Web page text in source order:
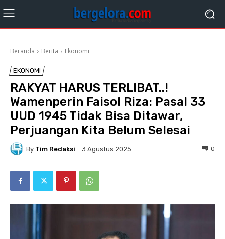
Beranda Berita Ekonomi
EKONOMI
RAKYAT HARUS TERLIBAT..!
Wamenperin Faisol Riza: Pasal 33
UUD 1945 Tidak Bisa Ditawar,
Perjuangan Kita Belum Selesai
By Tim Redaksi 3 Agustus 2025 0